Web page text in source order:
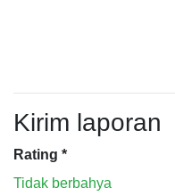
Kirim laporan
Rating *
Tidak berbahya